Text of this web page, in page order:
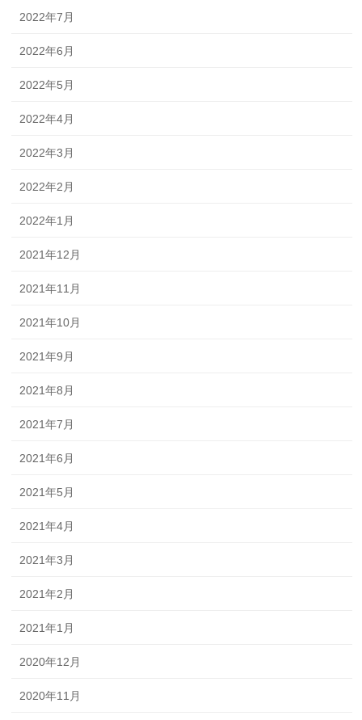
2022年7月
2022年6月
2022年5月
2022年4月
2022年3月
2022年2月
2022年1月
2021年12月
2021年11月
2021年10月
2021年9月
2021年8月
2021年7月
2021年6月
2021年5月
2021年4月
2021年3月
2021年2月
2021年1月
2020年12月
2020年11月